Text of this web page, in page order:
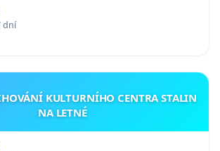
dní
KULTURNÍHO CENTRA STALIN
NA LETNÉ